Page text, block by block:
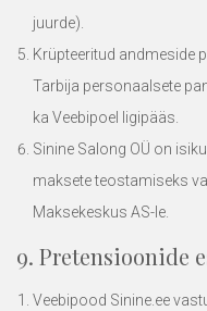
juurde).
Krüpteeritud andmeside
Tarbija personaalsete
ka Veebipoel ligipääs.
Sinine Salong OÜ on
maksete teostamiseks
Maksekeskus AS-le.
9. Pretensioonide
Veebipood Sinine.ee